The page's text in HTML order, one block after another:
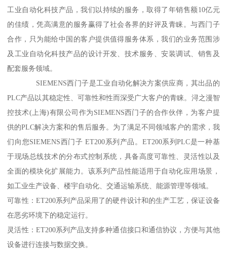
工业自动化科技产品，我们以持续的服务，取得了年销售额10亿元
的佳绩，凭高满意的服务赢得了社会各界的好评及青睐。与西门子
合作，只为能给中国的客户提供值得服务体系，我们的业务范围涉
及工业自动化科技产品的设计开发、技术服务、安装调试、销售及
配套服务领域。
SIEMENS西门子是工业自动化解决方案供应商，其出品的
PLC产品以其稳定性、可靠性和性而深受广大客户的青睐。浔之漫智
控技术(上海)有限公司作为SIEMENS西门子的合作伙伴，为客户提
供的PLC解决方案和的售后服务。为了满足不同领域客户的需求，我
们向您SIEMENS西门子 ET200系列产品。ET200系列PLC是一种基
于现场总线技术的分布式控制系统，具备高度可靠性、灵活性以及
全面的模块化扩展能力。该系列产品性能适用于自动化应用场景，
如工业生产设备、楼宇自动化、交通运输系统、能源管理等领域。
可靠性：ET200系列产品采用了的硬件设计和的生产工艺，保证设备
在恶劣环境下的稳定运行。
灵活性：ET200系列产品支持多种通信接口和通信协议，方便与其他
设备进行连接与数据交换。